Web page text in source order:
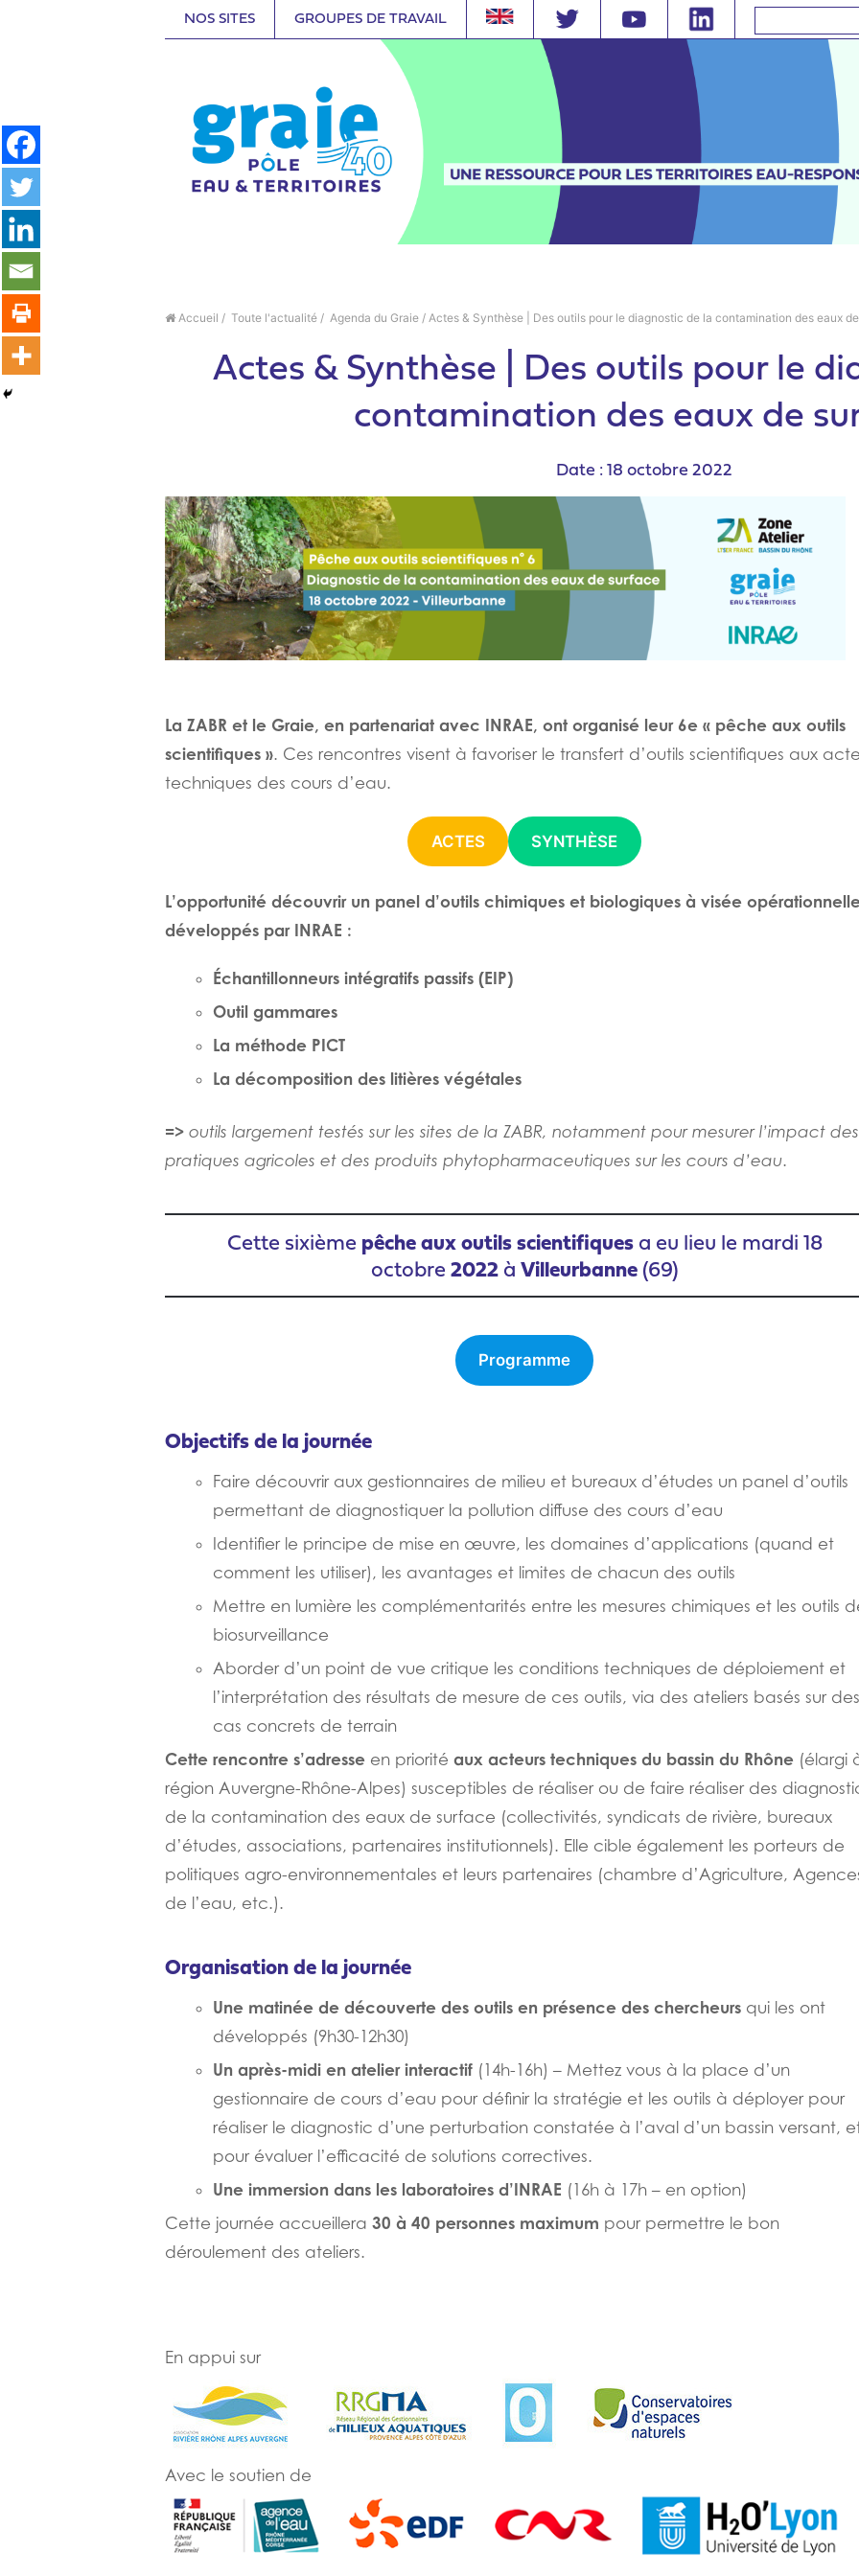
NOS SITES GROUPES DE TRAVAIL
Accueil / Toute l'actualité / Agenda du Graie / Actes & Synthèse | Des outils pour le diagnostic de la contamination des eaux
Actes & Synthèse | Des outils pour le
contamination des eaux de
Date : 18 octobre 2022
La ZABR et le Graie, en partenariat avec INRAE, ont organisé leur 6e « pêche aux outils
scientifiques ». Ces rencontres visent à favoriser le transfert d’outils scientifiques aux
techniques des cours d’eau.
ACTES SYNTHÈSE
L’opportunité découvrir un panel d’outils chimiques et biologiques à visée
développés par INRAE :
Échantillonneurs intégratifs passifs (EIP)
Outil gammares
La méthode PICT
La décomposition des litières végétales
=> outils largement testés sur les sites de la ZABR, notamment pour mesurer l’impact des
pratiques agricoles et des produits phytopharmaceutiques sur les cours d’eau.
Cette sixième pêche aux outils scientifiquesa eu lieu le mardi 18
octobre 2022 à Villeurbanne(69)
Programme
Objectifs de la journée
Faire découvrir aux gestionnaires de milieu et bureaux d’études un panel d’outils
permettant de diagnostiquer la pollution diffuse des cours d’eau
Identifier le principe de mise en œuvre, les domaines d’applications (quand et
comment les utiliser), les avantages et limites de chacun des outils
Mettre en lumière les complémentarités entre les mesures chimiques et les outils
biosurveillance
Aborder d’un point de vue critique les conditions techniques de déploiement et
l’interprétation des résultats de mesure de ces outils, via des ateliers basés sur des
cas concrets de terrain
Cette rencontre s’adresse en priorité aux acteurs techniques du bassin du Rhône (élargi
région Auvergne-Rhône-Alpes) susceptibles de réaliser ou de faire réaliser des
de la contamination des eaux de surface (collectivités, syndicats de rivière, bureaux
d’études, associations, partenaires institutionnels). Elle cible également les porteurs de
politiques agro-environnementales et leurs partenaires (chambre d’Agriculture,
de l’eau, etc.).
Organisation de la journée
Une matinée de découverte des outils en présence des chercheurs qui les ont
développés (9h30-12h30)
Un après-midi en atelier interactif (14h-16h) – Mettez vous à la place d’un
gestionnaire de cours d’eau pour définir la stratégie et les outils à déployer pour
réaliser le diagnostic d’une perturbation constatée à l’aval d’un bassin versant,
pour évaluer l’efficacité de solutions correctives.
Une immersion dans les laboratoires d’INRAE (16h à 17h – en option)
Cette journée accueillera 30 à 40 personnes maximum pour permettre le bon
déroulement des ateliers.
En appui sur
Avec le soutien de